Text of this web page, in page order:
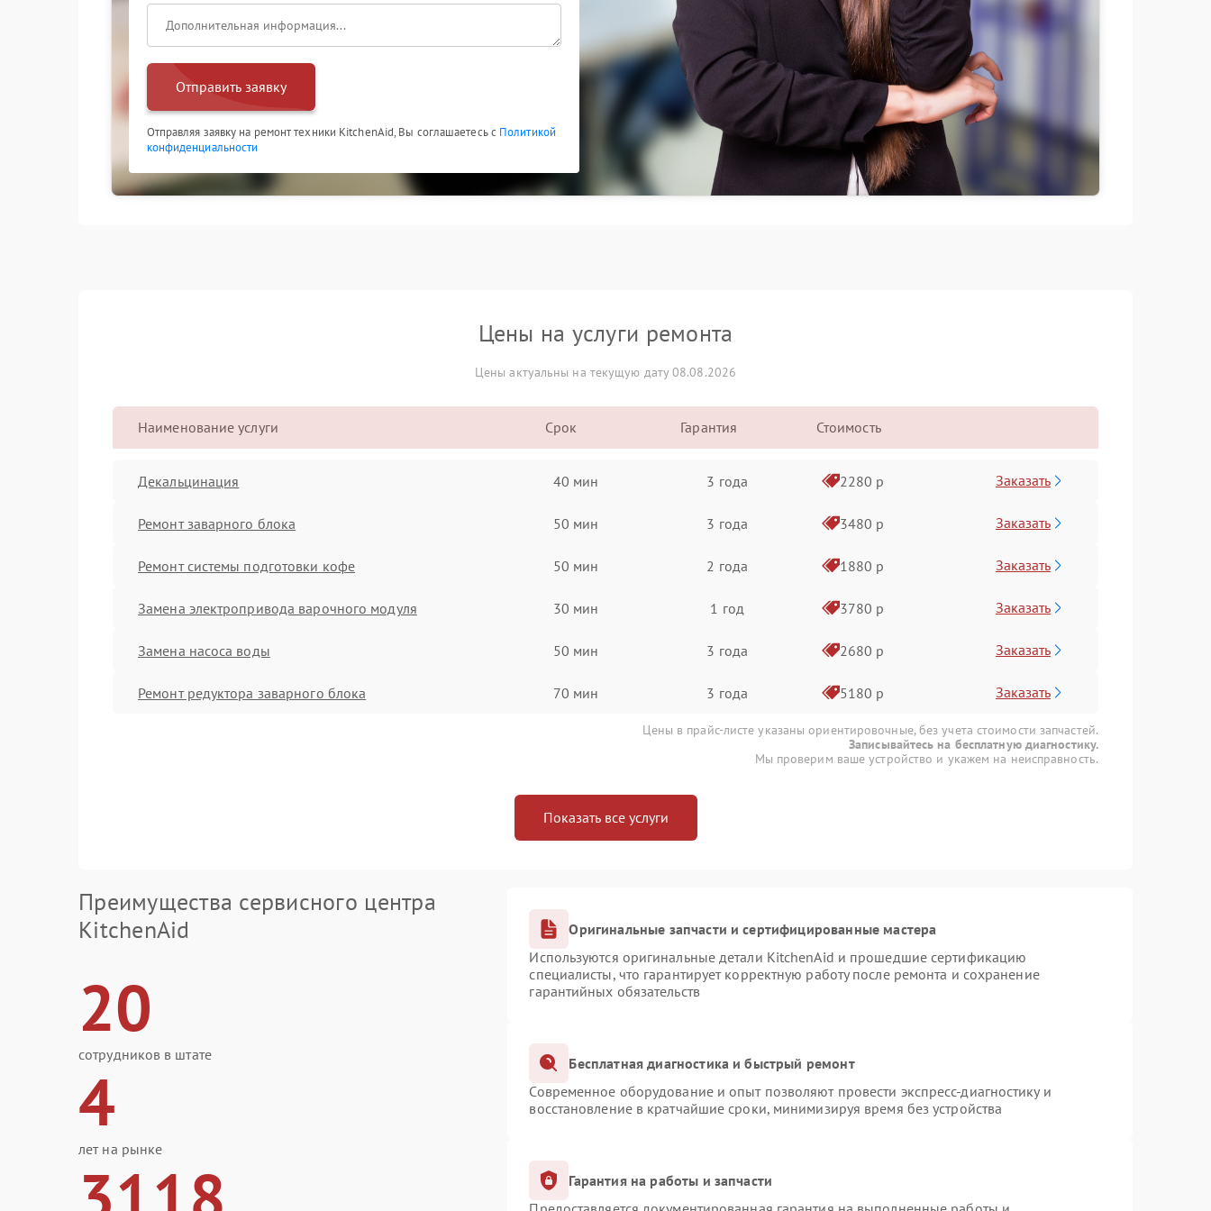
Отправить заявку
Отправляя заявку на ремонт техники KitchenAid, Вы соглашаетесь с Политикой
конфиденциальности
Цены на услуги ремонта
Цены актуальны на текущую дату 08.08.2026
Наименование услуги Срок Гарантия Стоимость
Декальцинация 40 мин 3 года 2280 р Заказать
Ремонт заварного блока 50 мин 3 года 3480 р Заказать
Ремонт системы подготовки кофе 50 мин 2 года 1880 р Заказать
Замена электропривода варочного модуля 30 мин 1 год 3780 р Заказать
Замена насоса воды 50 мин 3 года 2680 р Заказать
Ремонт редуктора заварного блока 70 мин 3 года 5180 р Заказать
Цены в прайс-листе указаны ориентировочные, без учета стоимости запчастей.
Записывайтесь на бесплатную диагностику.
Мы проверим ваше устройство и укажем на неисправность.
Показать все услуги
Преимущества сервисного центра
KitchenAid
20
сотрудников в штате
4
лет на рынке
Оригинальные запчасти и сертифицированные мастера
Используются оригинальные детали KitchenAid и прошедшие сертификацию
специалисты, что гарантирует корректную работу после ремонта и сохранение
гарантийных обязательств
Бесплатная диагностика и быстрый ремонт
Современное оборудование и опыт позволяют провести экспресс-диагностику и
восстановление в кратчайшие сроки, минимизируя время без устройства
Гарантия на работы и запчасти